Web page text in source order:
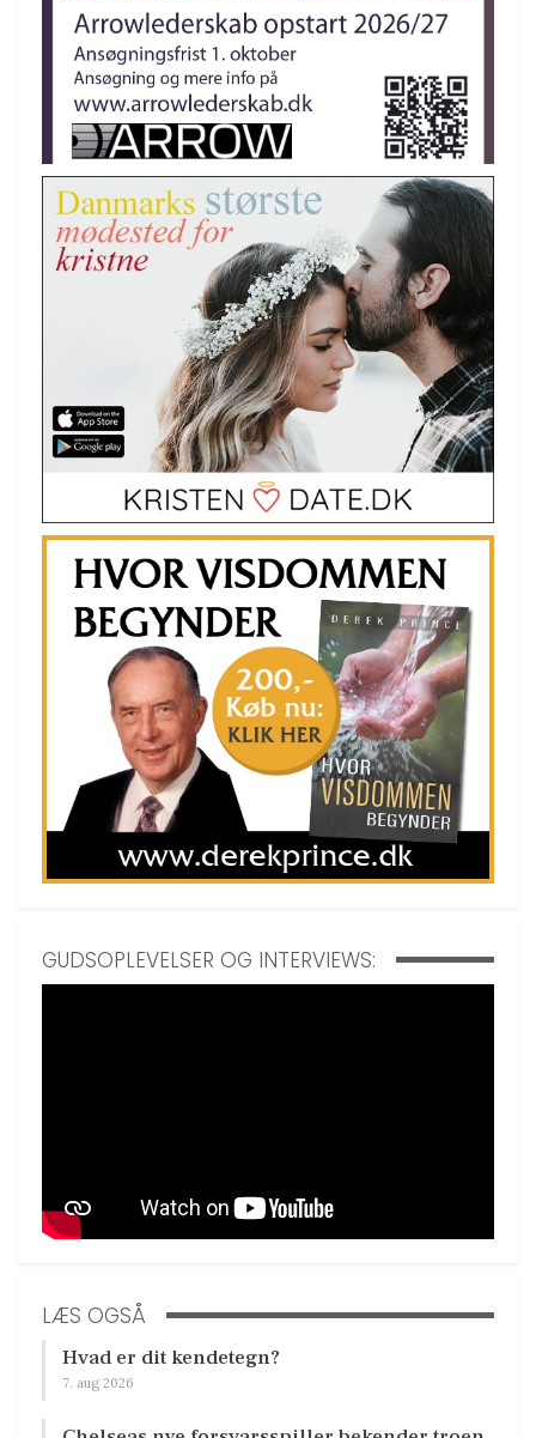
GUDSOPLEVELSER OG INTERVIEWS:
LÆS OGSÅ
Hvad er dit kendetegn?
7. aug 2026